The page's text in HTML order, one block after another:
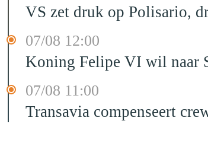
VS zet druk op Polisario,
07/08 12:00
Koning Felipe VI wil naar
07/08 11:00
Transavia compenseert